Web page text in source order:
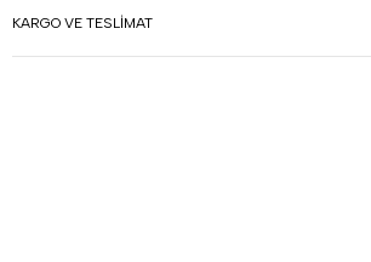
KARGO VE TESLIMAT